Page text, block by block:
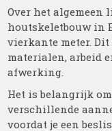
Over het algemeen
houtskeletbouw in
vierkante meter.
materialen, arbeid
afwerking.
Het is belangrijk
verschillende
voordat je een